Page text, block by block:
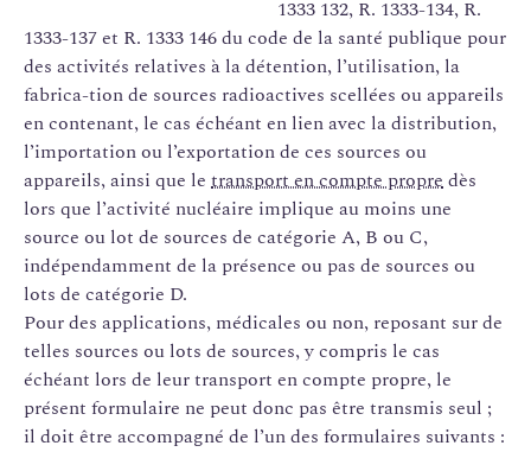
1333 132, R. 1333-134, R.
1333-137 et R. 1333 146 du code de la santé publique pour
des activités relatives à la détention, l’utilisation, la
fabrica-tion de sources radioactives scellées ou appareils
en contenant, le cas échéant en lien avec la distribution,
l’importation ou l’exportation de ces sources ou
appareils, ainsi que le transport en compte propredès
lors que l’activité nucléaire implique au moins une
source ou lot de sources de catégorie A, B ou C,
indépendamment de la présence ou pas de sources ou
lots de catégorie D.
Pour des applications, médicales ou non, reposant sur de
telles sources ou lots de sources, y compris le cas
échéant lors de leur transport en compte propre, le
présent formulaire ne peut donc pas être transmis seul ;
il doit être accompagné de l’un des formulaires suivants :